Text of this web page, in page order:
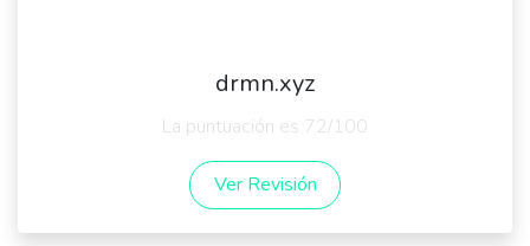
drmn.xyz
La puntuación es 72/100
Ver Revisión